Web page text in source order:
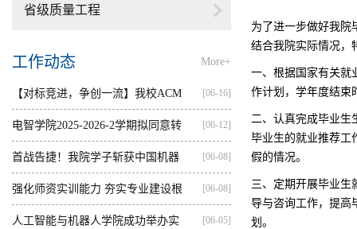
省级质量工程
工作动态 More+
【对标竞进，争创一流】我校ACM
集训...
[06-16]
电智学院2025-2026-2学期拟同意转
出...
[06-12]
首战告捷！我院学子斩获中国机器
人...
[06-08]
强化师资实训能力 夯实专业建设根
基...
[06-08]
人工智能与机器人学院成功举办实 [06-05]
为了进一步做好我院
结合我院实际情况，
一、根据国家有关就
作计划，学年度结束
二、认真完成毕业生
毕业生的就业推荐工
假的情况。
三、定期开展毕业生
导与咨询工作，提高
划。